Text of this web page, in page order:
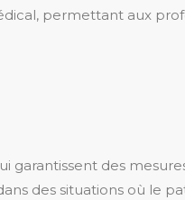
permettant aux
des
des situations où le